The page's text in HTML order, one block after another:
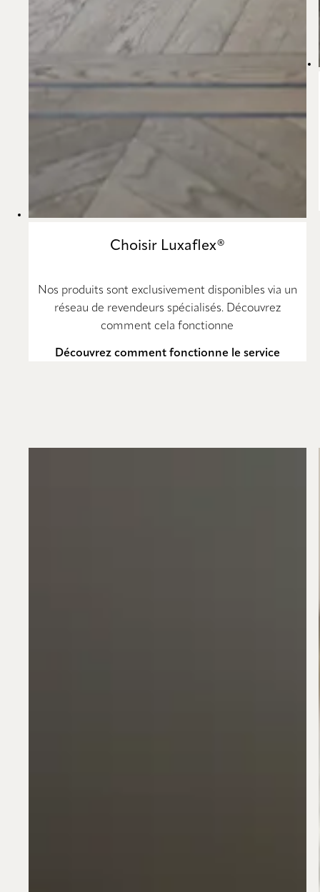
Choisir Luxaflex®
Nos produits sont exclusivement disponibles via un
réseau de revendeurs spécialisés. Découvrez
comment cela fonctionne
Découvrez comment fonctionne le service